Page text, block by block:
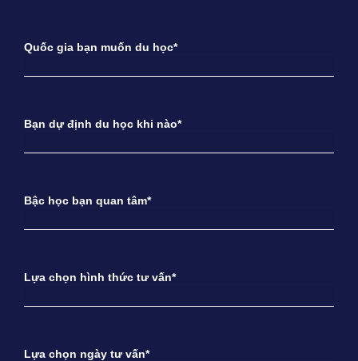
Quốc gia bạn muốn du học*
Bạn dự định du học khi nào*
Bậc học bạn quan tâm*
Lựa chọn hình thức tư vấn*
Lựa chọn ngày tư vấn*